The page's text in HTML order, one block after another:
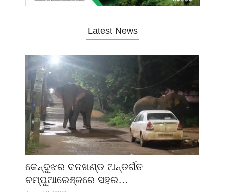
Latest News
କେନ୍ଦୁଝର ବନଖଣ୍ଡ ଅନ୍ତର୍ଗତ
ଚମ୍ପୁଆରେଞ୍ଜରେ ସହର…